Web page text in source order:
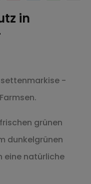
in
-
grünen
dunkelgrünen
eine natürliche